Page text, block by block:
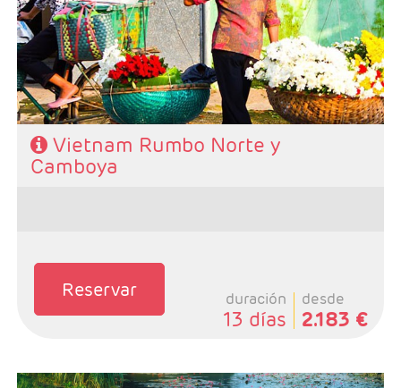
- Categoría hotelera: A elegir por el cliente.
- Régimen:Desayunos + 8 + 1 cena
Vietnam Rumbo Norte y
Camboya
Reservar duración
13 días
desde
2.183 €